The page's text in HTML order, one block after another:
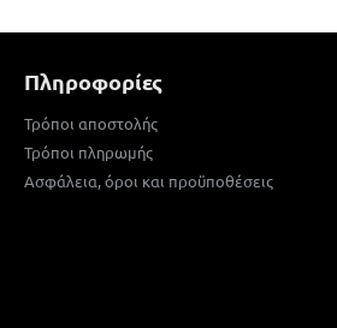
Πληροφορίες
Τρόποι αποστολής
Τρόποι πληρωμής
Ασφάλεια, όροι και προϋποθέσεις